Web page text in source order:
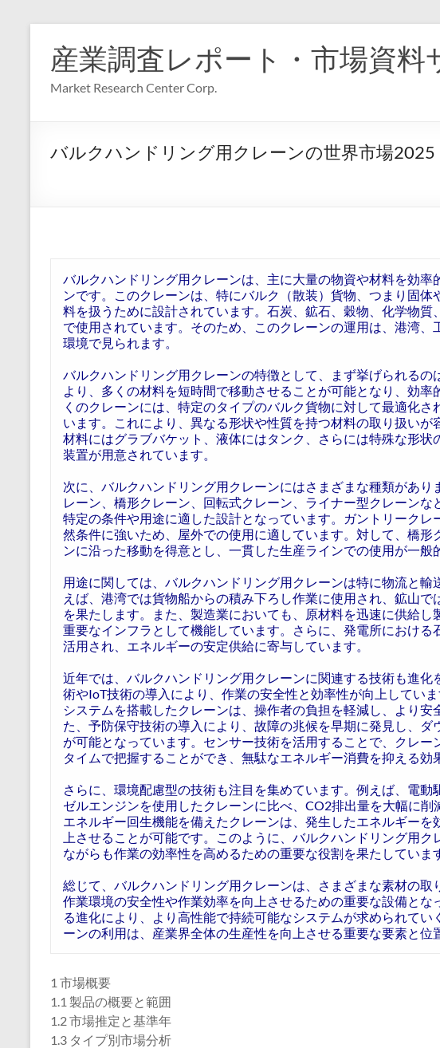
産業調査レポート・市場資料
Market Research Center Corp.
バルクハンドリング用クレーンの世界市場
バルクハンドリング用クレーンは、主に大量の物資や材料を効率
ンです。このクレーンは、特にバルク（散装）貨物、つまり固
料を扱うために設計されています。石炭、鉱石、穀物、化学物質
で使用されています。そのため、このクレーンの運用は、港湾、
環境で見られます。
バルクハンドリング用クレーンの特徴として、まず挙げられるの
より、多くの材料を短時間で移動させることが可能となり、効率
くのクレーンには、特定のタイプのバルク貨物に対して最適化さ
います。これにより、異なる形状や性質を持つ材料の取り扱い
材料にはグラブバケット、液体にはタンク、さらには特殊な形状
装置が用意されています。
次に、バルクハンドリング用クレーンにはさまざまな種類があり
レーン、橋形クレーン、回転式クレーン、ライナー型クレーン
特定の条件や用途に適した設計となっています。ガントリークレ
然条件に強いため、屋外での使用に適しています。対して、橋形
ンに沿った移動を得意とし、一貫した生産ラインでの使用が一般
用途に関しては、バルクハンドリング用クレーンは特に物流と輸
えば、港湾では貨物船からの積み下ろし作業に使用され、鉱山
を果たします。また、製造業においても、原材料を迅速に供給
重要なインフラとして機能しています。さらに、発電所における
活用され、エネルギーの安定供給に寄与しています。
近年では、バルクハンドリング用クレーンに関連する技術も進化
術やIoT技術の導入により、作業の安全性と効率性が向上してい
システムを搭載したクレーンは、操作者の負担を軽減し、より安
た、予防保守技術の導入により、故障の兆候を早期に発見し、ダ
が可能となっています。センサー技術を活用することで、クレ
タイムで把握することができ、無駄なエネルギー消費を抑える効
さらに、環境配慮型の技術も注目を集めています。例えば、電動
ゼルエンジンを使用したクレーンに比べ、CO2排出量を大幅に削
エネルギー回生機能を備えたクレーンは、発生したエネルギーを
上させることが可能です。このように、バルクハンドリング用
ながらも作業の効率性を高めるための重要な役割を果たしていま
総じて、バルクハンドリング用クレーンは、さまざまな素材の取
作業環境の安全性や作業効率を向上させるための重要な設備とな
る進化により、より高性能で持続可能なシステムが求められてい
ーンの利用は、産業界全体の生産性を向上させる重要な要素と位
1 市場概要
1.1 製品の概要と範囲
1.2 市場推定と基準年
1.3 タイプ別市場分析